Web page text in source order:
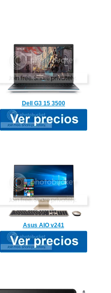
Dell G3 15 3500
Asus AIO v241